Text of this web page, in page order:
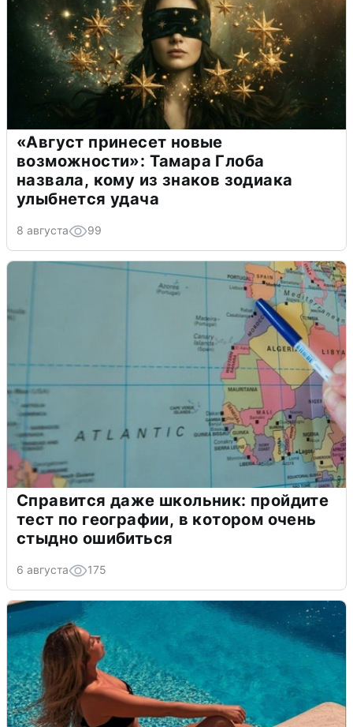
«Август принесет новые
возможности»: Тамара Глоба
назвала, кому из знаков зодиака
улыбнется удача
8 августа 99
Справится даже школьник: пройдите
тест по географии, в котором очень
стыдно ошибиться
6 августа 175